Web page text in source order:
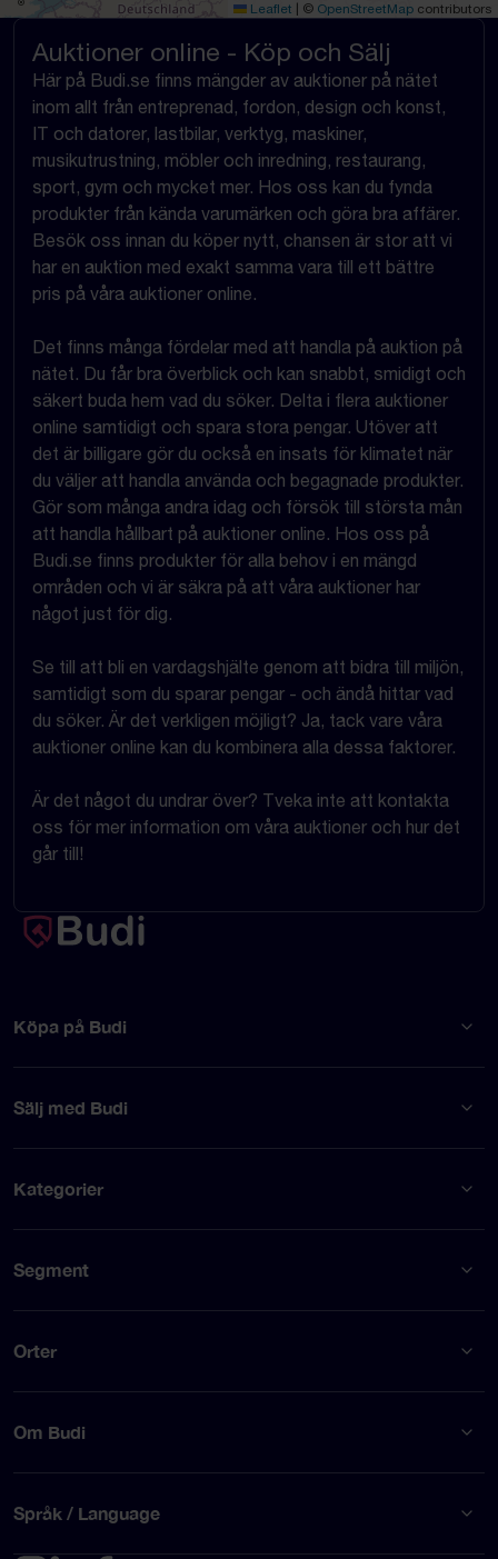
Leaflet © OpenStreetMap contributors
Auktioner online - Köp och Sälj
Här på Budi.se finns mängder av auktioner på nätet
inom allt från entreprenad, fordon, design och konst,
IT och datorer, lastbilar, verktyg, maskiner,
musikutrustning, möbler och inredning, restaurang,
sport, gym och mycket mer. Hos oss kan du fynda
produkter från kända varumärken och göra bra affärer.
Besök oss innan du köper nytt, chansen är stor att vi
har en auktion med exakt samma vara till ett bättre
pris på våra auktioner online.
Det finns många fördelar med att handla på auktion på
nätet. Du får bra överblick och kan snabbt, smidigt och
säkert buda hem vad du söker. Delta i flera auktioner
online samtidigt och spara stora pengar. Utöver att
det är billigare gör du också en insats för klimatet när
du väljer att handla använda och begagnade produkter.
Gör som många andra idag och försök till största mån
att handla hållbart på auktioner online. Hos oss på
Budi.se finns produkter för alla behov i en mängd
områden och vi är säkra på att våra auktioner har
något just för dig.
Se till att bli en vardagshjälte genom att bidra till miljön,
samtidigt som du sparar pengar - och ändå hittar vad
du söker. Är det verkligen möjligt? Ja, tack vare våra
auktioner online kan du kombinera alla dessa faktorer.
Är det något du undrar över? Tveka inte att kontakta
oss för mer information om våra auktioner och hur det
går till!
Köpa på Budi
Sälj med Budi
Kategorier
Segment
Orter
Om Budi
Språk / Language